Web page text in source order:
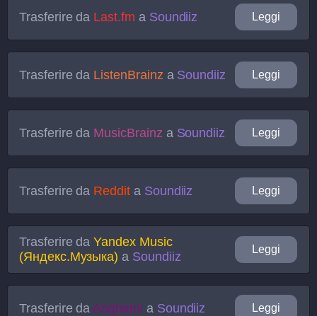
Trasferire da Last.fm a Soundiiz Leggi
Trasferire da ListenBrainz a Soundiiz Leggi
Trasferire da MusicBrainz a Soundiiz Leggi
Trasferire da Reddita Soundiiz Leggi
Trasferire daYandex Music
(Яндекс.Музыка) a Soundiiz
Leggi
Trasferire da Anghami a Soundiiz Leggi